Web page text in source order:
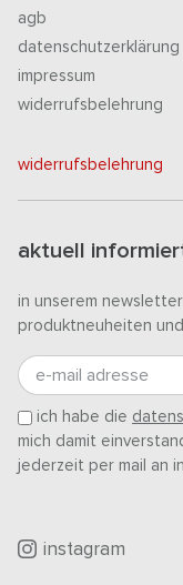
agb
datenschutzerklärung
impressum
widerrufsbelehrung
widerrufsbelehrung
aktuell
in unserem
produktneuheiten
e-mail adresse
ich habe die
mich damit
jederzeit per mail an
instagram